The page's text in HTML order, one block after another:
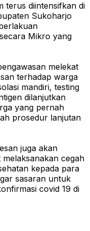
terus diintensifkan di
Sukoharjo
Mikro yang
melekat
terhadap warga
mandiri, testing
dilanjutkan
yang pernah
prosedur lanjutan
juga akan
cegah
kepada para
sasaran untuk
covid 19 di